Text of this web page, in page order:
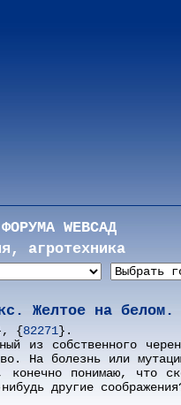
WEBСАД
агротехника
Желтое на белом.
{82271}.
из собственного
На болезнь или
понимаю, что
другие